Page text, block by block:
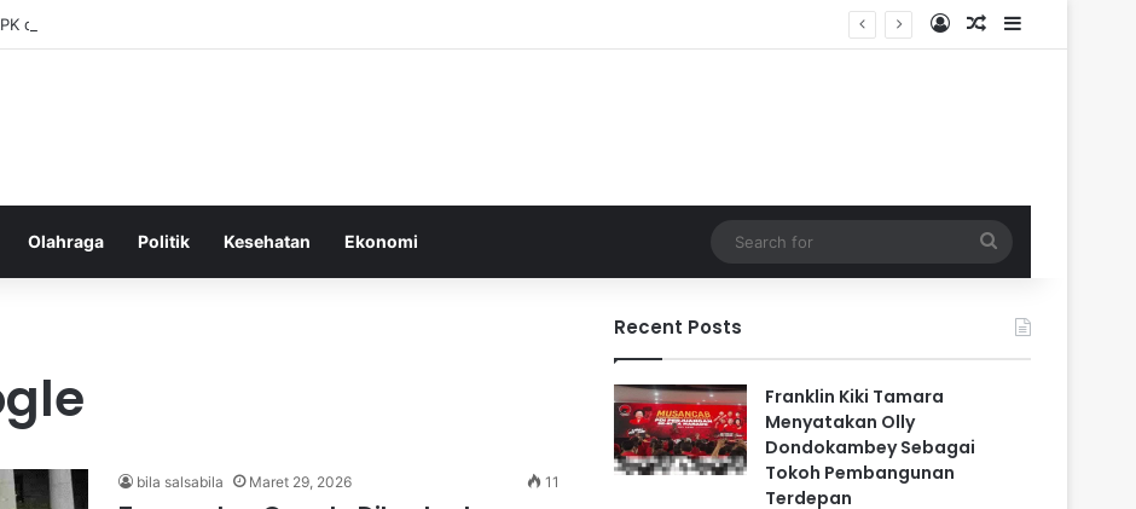
dalam Pemberantasan Korupsi di Indonesia yang Efektif dan Terukur Log InRandom Article
Sidebar
Olahraga Politik Kesehatan Ekonomi
for
bila salsabila Maret 29, 2026 11
Recent Posts
Franklin Kiki Tamara
Menyatakan Olly
Dondokambey Sebagai
Tokoh Pembangunan
Terdepan